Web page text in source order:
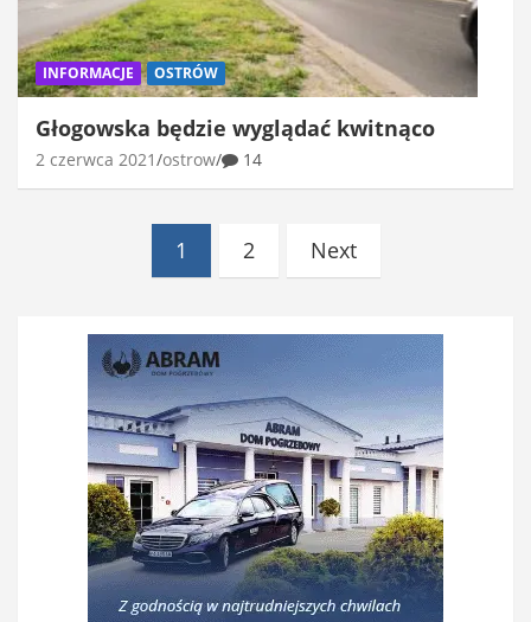
INFORMACJE OSTRÓW
Głogowska będzie wyglądać kwitnąco
2 czerwca 2021 ostrow 14
Stronicowanie
1 2 Next